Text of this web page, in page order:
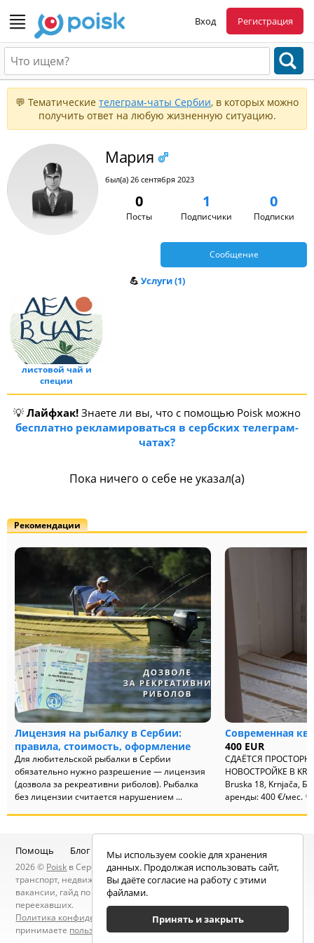
Вход Регистрация
💬 Тематические телеграм-чаты Сербии, в которых можно
получить ответ на любую жизненную ситуацию.
Мария
был(а) 26 сентября 2023
0
Посты
1
Подписчики
0
Подписки
Сообщение
💪 Услуги (1)
листовой чай и
специи
💡 Лайфхак! Знаете ли вы, что с помощью Poisk можно
бесплатно рекламироваться в сербских телеграм-
чатах?
Пока ничего о себе не указал(а)
Рекомендации
Лицензия на рыбалку в Сербии:
правила, стоимость, оформление
Для любительской рыбалки в Сербии
обязательно нужно разрешение — лицензия
(дозвола за рекреативни риболов). Рыбалка
без лицензии считается нарушением ...
Современная
400 EUR
СДАЁТСЯ
НОВОСТРОЙКЕ В
Bruska 18, Krnjača,
аренды: 400 €/мес.
Помощь Блог Telegram-канал Чат
2026 © Poisk в Сербии — услуги специалистов, объявления:
транспорт, недвижимость, электроника, мебель, работа и
вакансии, гайд по Сербии, статьи, новости, посты людей, карта
переехавших.
Политика конфиденциальности
. Находясь на сайте вы
принимаете пользовательское соглашение.
Мы используем cookie для хранения
данных. Продолжая использовать сайт,
Вы даёте согласие на работу с этими
файлами.
Принять и закрыть